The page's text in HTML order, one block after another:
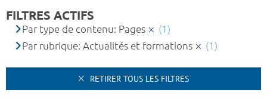
FILTRES ACTIFS
Par type de contenu: Pages
(1)
Par rubrique: Actualités et formations
(1)
RETIRER TOUS LES FILTRES